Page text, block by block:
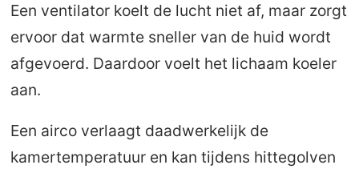
Een ventilator koelt de lucht niet af, maar zorgt
ervoor dat warmte sneller van de huid wordt
afgevoerd. Daardoor voelt het lichaam koeler
aan.
Een airco verlaagt daadwerkelijk de
kamertemperatuur en kan tijdens hittegolven